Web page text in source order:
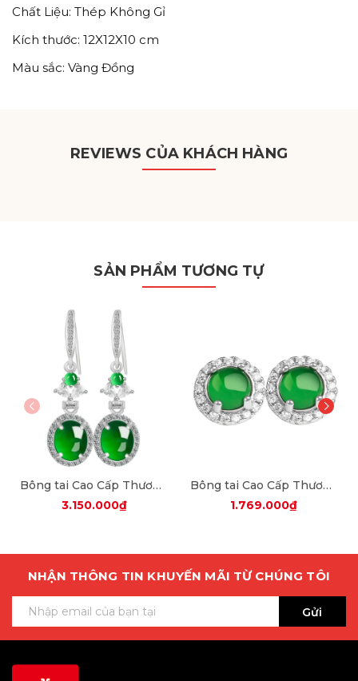
Chất Liệu: Thép Không Gỉ
Kích thước: 12X12X10 cm
Màu sắc: Vàng Đồng
REVIEWS CỦA KHÁCH HÀNG
SẢN PHẨM TƯƠNG TỰ
Bông tai Cao Cấp Thương Hiệu ESME ES325AS-D653
3.150.000₫
Bông tai Cao Cấp Thương Hiệu ESME ES324AS-D285
1.769.000₫
NHẬN THÔNG TIN KHUYẾN MÃI TỪ CHÚNG TÔI
Gửi